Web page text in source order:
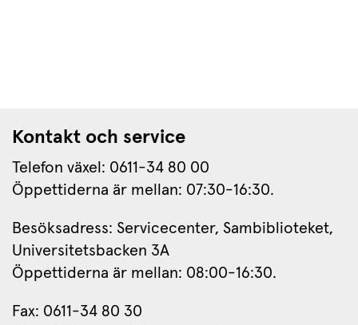
Kontakt och service
Telefon växel: 0611-34 80 00
Öppettiderna är mellan: 07:30-16:30.
Besöksadress: Servicecenter, Sambiblioteket,
Universitetsbacken 3A
Öppettiderna är mellan: 08:00-16:30.
Fax: 0611-34 80 30